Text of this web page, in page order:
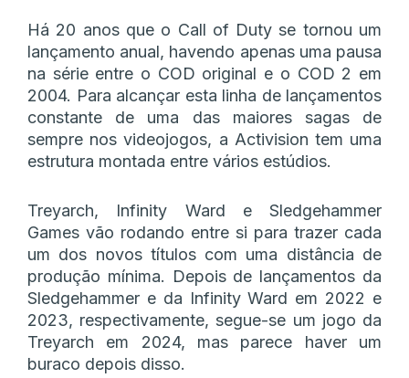
Há 20 anos que o Call of Duty se tornou um
lançamento anual, havendo apenas uma pausa
na série entre o COD original e o COD 2 em
2004. Para alcançar esta linha de lançamentos
constante de uma das maiores sagas de
sempre nos videojogos, a Activision tem uma
estrutura montada entre vários estúdios.
Treyarch, Infinity Ward e Sledgehammer
Games vão rodando entre si para trazer cada
um dos novos títulos com uma distância de
produção mínima. Depois de lançamentos da
Sledgehammer e da Infinity Ward em 2022 e
2023, respectivamente, segue-se um jogo da
Treyarch em 2024, mas parece haver um
buraco depois disso.